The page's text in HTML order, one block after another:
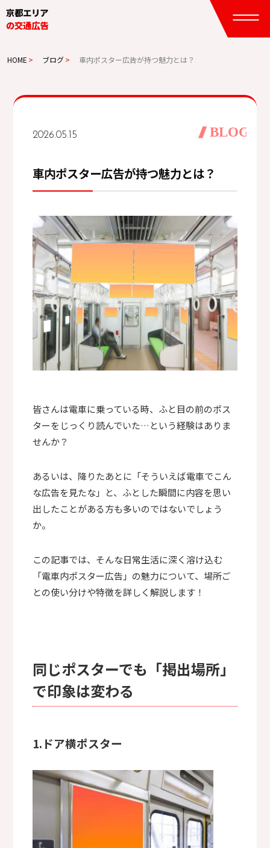
京都エリア
の交通広告
JR西日本 京阪電鉄
新幹線京都 近鉄 阪急電鉄
まずはお気軽にご相談ください
お問い合わせ
0120-40-2055
平日8:30〜17:30
ニュース
会社概要
HOME ブログ 車内ポスター広告が持つ魅力とは？
2026.05.15
車内ポスター広告が持つ魅力とは？
皆さんは電車に乗っている時、ふと目の前のポス
ターをじっくり読んでいた…という経験はありま
せんか？
あるいは、降りたあとに「そういえば電車でこん
な広告を見たな」と、ふとした瞬間に内容を思い
出したことがある方も多いのではないでしょう
か。
この記事では、そんな日常生活に深く溶け込む
「電車内ポスター広告」の魅力について、場所ご
との使い分けや特徴を詳しく解説します！
同じポスターでも「掲出場所」
で印象は変わる
1.ドア横ポスター